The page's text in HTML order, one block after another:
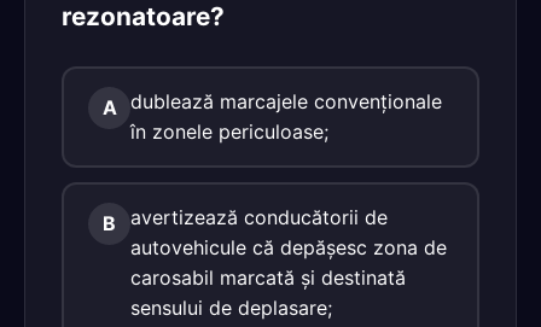
rezonatoare?
A dublează marcajele convenţionale
în zonele periculoase;
B
avertizează conducătorii de
autovehicule că depăşesc zona de
carosabil marcată şi destinată
sensului de deplasare;